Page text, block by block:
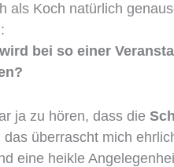
als Koch natürlich
bei so einer
ja zu hören, dass die
das überrascht mich
eine heikle